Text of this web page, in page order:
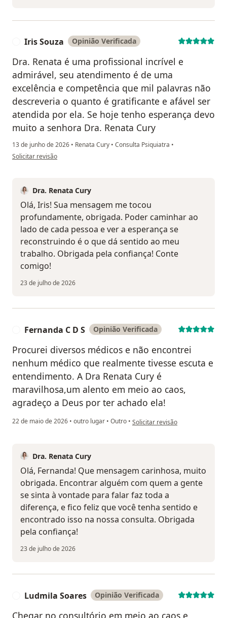
Iris Souza Opinião Verificada
Dra. Renata é uma profissional incrível e
admirável, seu atendimento é de uma
excelência e competência que mil palavras não
descreveria o quanto é gratificante e afável ser
atendida por ela. Se hoje tenho esperança devo
muito a senhora Dra. Renata Cury
13 de junho de 2026 • Renata Cury • Consulta Psiquiatra •
na opinião do utilizador Iris Souza
Solicitar revisão
Dra. Renata Cury
Olá, Iris! Sua mensagem me tocou
profundamente, obrigada. Poder caminhar ao
lado de cada pessoa e ver a esperança se
reconstruindo é o que dá sentido ao meu
trabalho. Obrigada pela confiança! Conte
comigo!
23 de julho de 2026
Fernanda C D S Opinião Verificada
Procurei diversos médicos e não encontrei
nenhum médico que realmente tivesse escuta e
entendimento. A Dra Renata Cury é
maravilhosa,um alento em meio ao caos,
agradeço a Deus por ter achado ela!
22 de maio de 2026 • outro lugar • Outro • na opinião do utilizador Fernanda
Solicitar revisão
Dra. Renata Cury
Olá, Fernanda! Que mensagem carinhosa, muito
obrigada. Encontrar alguém com quem a gente
se sinta à vontade para falar faz toda a
diferença, e fico feliz que você tenha sentido e
encontrado isso na nossa consulta. Obrigada
pela confiança!
23 de julho de 2026
Ludmila Soares Opinião Verificada
Chegar no consultório em meio ao caos e